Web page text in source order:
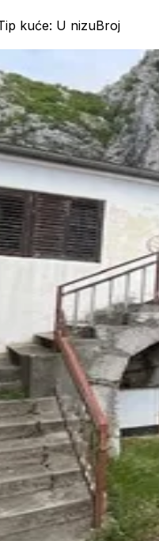
kuće: U nizuBroj